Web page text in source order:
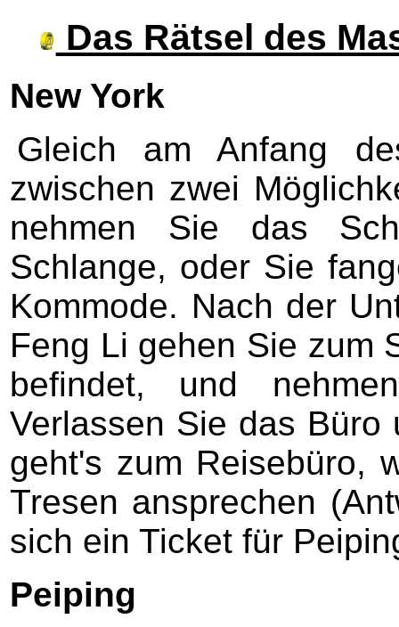
Das Rätsel des
New York
Gleich am Anfang
zwischen zwei
nehmen Sie das
Schlange, oder Sie
Kommode. Nach der
Feng Li gehen Sie zum
befindet, und
Verlassen Sie das
geht's zum Reisebüro,
Tresen ansprechen
sich ein Ticket für
Peiping